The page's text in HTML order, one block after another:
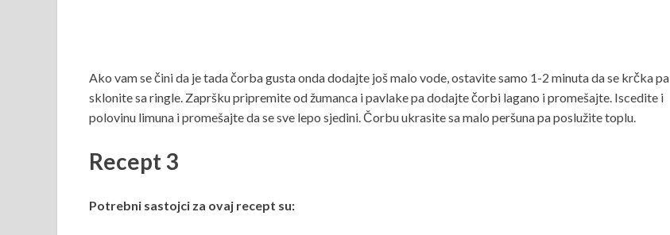
Ako vam se čini da je tada čorba gusta onda dodajte još malo vode, ostavite samo 1-2 minuta da se krčka pa
sklonite sa ringle. Zapršku pripremite od žumanca i pavlake pa dodajte čorbi lagano i promešajte. Iscedite i
polovinu limuna i promešajte da se sve lepo sjedini. Čorbu ukrasite sa malo peršuna pa poslužite toplu.
Recept 3
Potrebni sastojci za ovaj recept su: